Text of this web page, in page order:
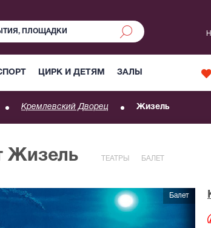
ЦИРК И ДЕТЯМ ЗАЛЫ
Кремлевский Дворец Жизель
Жизель ТЕАТРЫ БАЛЕТ
Балет